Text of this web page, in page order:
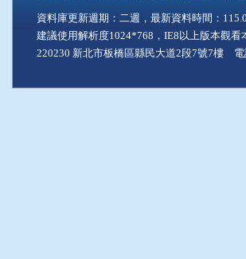
資料庫更新週期：二週，最新資料時間：
建議使用解析度1024*768，IE8以上版本觀看
220230 新北市板橋區縣民大道2段7號7樓 電